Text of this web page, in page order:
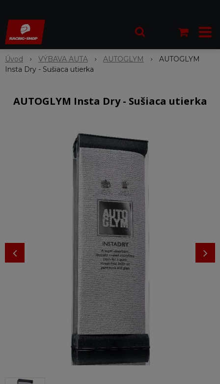
Úvod VÝBAVA AUTA AUTOGLYM
AUTOGLYM
Insta Dry - Sušiaca utierka
AUTOGLYM Insta Dry - Sušiaca utierka